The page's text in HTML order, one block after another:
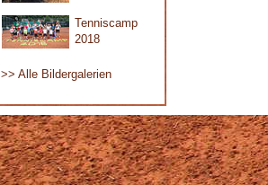
Tenniscamp
2018
>> Alle Bildergalerien